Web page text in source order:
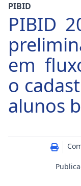
PIBID
PIBID
em
o
alunos